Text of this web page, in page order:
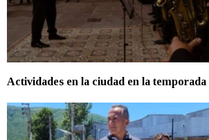
Actividades en la ciudad en la